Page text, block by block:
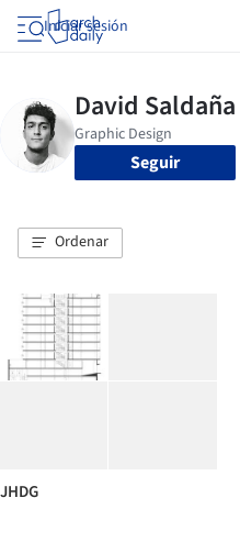
Iniciar sesión
Seguir
Ordenar
JHDG